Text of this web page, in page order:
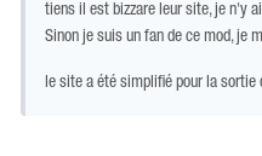
tiens il est bizzare leur site, je n'y
Sinon je suis un fan de ce mod, je
le site a été simplifié pour la sortie